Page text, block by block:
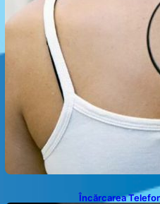
Încărcarea